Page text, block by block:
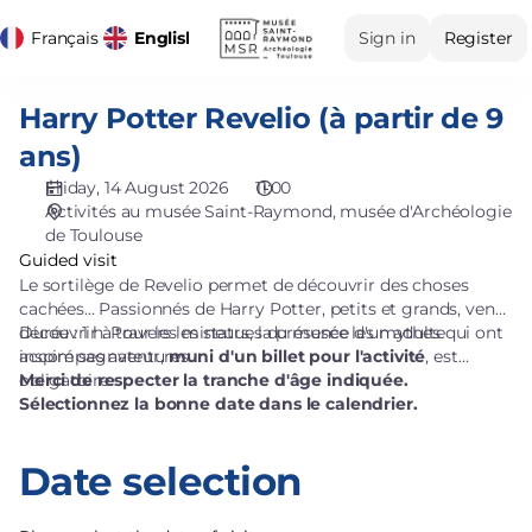
Français Current
English Español Dialog
Sign in Register
selection
Toulouse
14.08.2026
Harry
Potter
Revelio
partir
ans)]
Harry
Revelio
partir
9
ans)
Harry Potter Revelio (à partir de 9
ans)
Friday, 14 August 2026
11:00
Activités au musée Saint-Raymond musée d'Archéologie
de Toulouse
Guided visit
Le sortilège de Revelio permet de découvrir des choses
cachées... Passionnés de Harry Potter, petits et grands, venez
découvrir à travers les statues du musée les mythes qui ont
inspiré ses aventures.
Durée : 1 h. Pour les mineurs, la présence d'un adulte
accompagnateur,muni d'un billet pour l'activité, est
obligatoire.
Merci de respecter la tranche d'âge indiquée.
Sélectionnez la bonne date dans le calendrier.
Date selection